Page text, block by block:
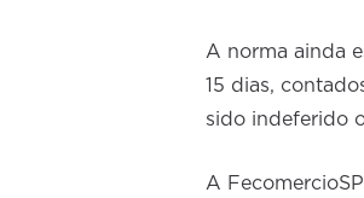
A norma ainda
15 dias,
sido indeferido
A